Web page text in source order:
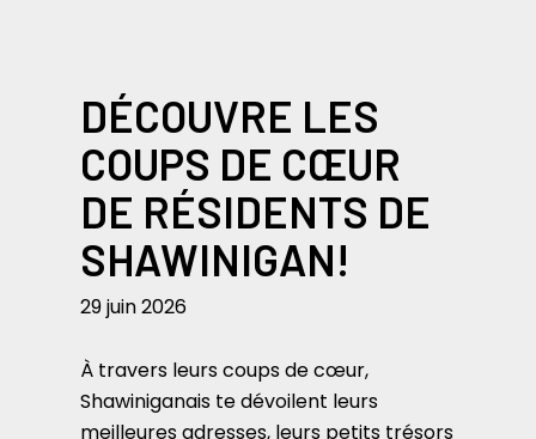
DÉCOUVRE LES
COUPS DE CŒUR
DE RÉSIDENTS DE
SHAWINIGAN!
29 juin 2026
À travers leurs coups de cœur,
Shawiniganais te dévoilent leurs
meilleures adresses, leurs petits trésors